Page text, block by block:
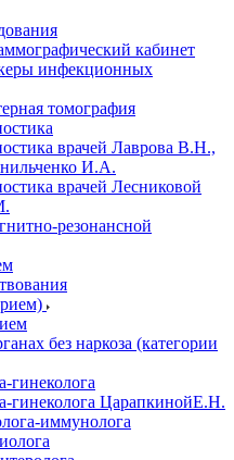
кабинет
инфекционных
томография
врачей Лаврова В.Н.,
И.А.
врачей Лесниковой
резонансной
без наркоза (категории
гинеколога
гинеколога ЦарапкинойЕ.Н.
иммунолога